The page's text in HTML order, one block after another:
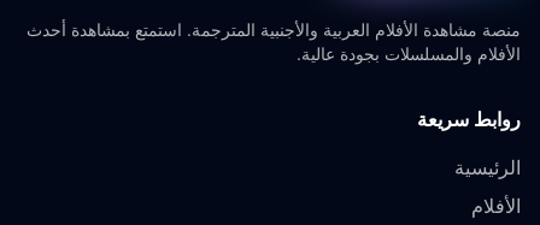
منصة مشاهدة الأفلام العربية والأجنبية المترجمة. استمتع بمشاهدة أحدث
الأفلام والمسلسلات بجودة عالية.
روابط سريعة
الرئيسية
الأفلام